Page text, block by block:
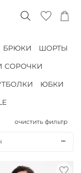
БРЮКИ
ШОРТЫ
СОРОЧКИ
ЮБКИ
очистить фильтр